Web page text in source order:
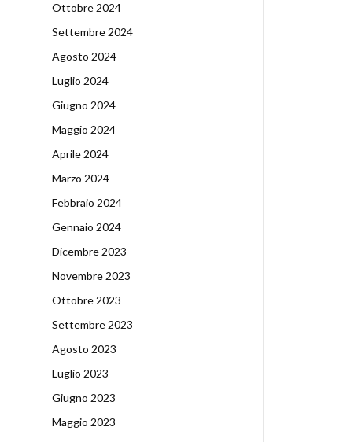
Ottobre 2024
Settembre 2024
Agosto 2024
Luglio 2024
Giugno 2024
Maggio 2024
Aprile 2024
Marzo 2024
Febbraio 2024
Gennaio 2024
Dicembre 2023
Novembre 2023
Ottobre 2023
Settembre 2023
Agosto 2023
Luglio 2023
Giugno 2023
Maggio 2023